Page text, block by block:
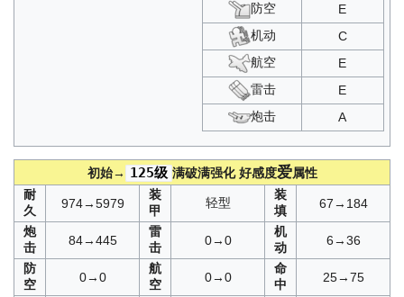
防空
E
机动
C
航空
E
雷击
E
炮击
A
初始→ 125级 满破满强化好感度爱属性
耐
久
974→5979
装
甲
轻型
装
填
67→184
炮
击
84→445
雷
击
0→0
机
动
6→36
防
空
0→0
航
空
0→0
命
中
25→75